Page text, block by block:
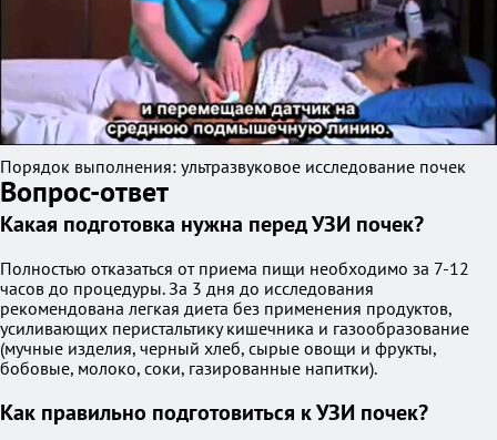
Порядок выполнения: ультразвуковое исследование почек
Вопрос-ответ
Какая подготовка нужна перед УЗИ почек?
Полностью отказаться от приема пищи необходимо за 7-12
часов до процедуры. За 3 дня до исследования
рекомендована легкая диета без применения продуктов,
усиливающих перистальтику кишечника и газообразование
(мучные изделия, черный хлеб, сырые овощи и фрукты,
бобовые, молоко, соки, газированные напитки).
Как правильно подготовиться к УЗИ почек?